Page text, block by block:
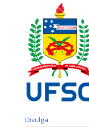
Divulga